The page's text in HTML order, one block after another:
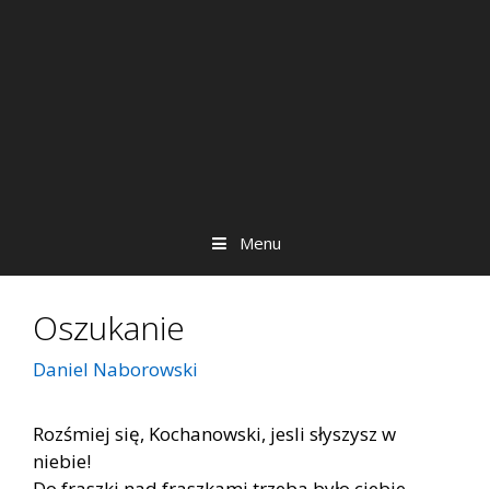
Menu
Oszukanie
Daniel Naborowski
Rozśmiej się, Kochanowski, jesli słyszysz w
niebie!